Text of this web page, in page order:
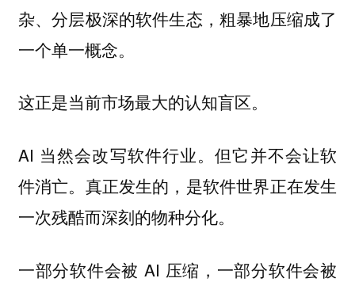
杂、分层极深的软件生态，粗暴地压缩成了
一个单一概念。
这正是当前市场最大的认知盲区。
AI 当然会改写软件行业。但它并不会让软
件消亡。真正发生的，是软件世界正在发生
一次残酷而深刻的物种分化。
一部分软件会被 AI 压缩，一部分软件会被